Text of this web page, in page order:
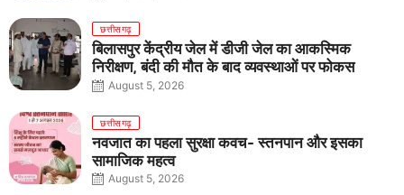
छत्तीसगढ़
बिलासपुर केंद्रीय जेल में डीजी जेल का आकस्मिक
निरीक्षण, बंदी की मौत के बाद व्यवस्थाओं पर फोकस
August 5, 2026
छत्तीसगढ़
नवजात का पहला सुरक्षा कवच- स्तनपान और इसका
सामाजिक महत्व
August 5, 2026